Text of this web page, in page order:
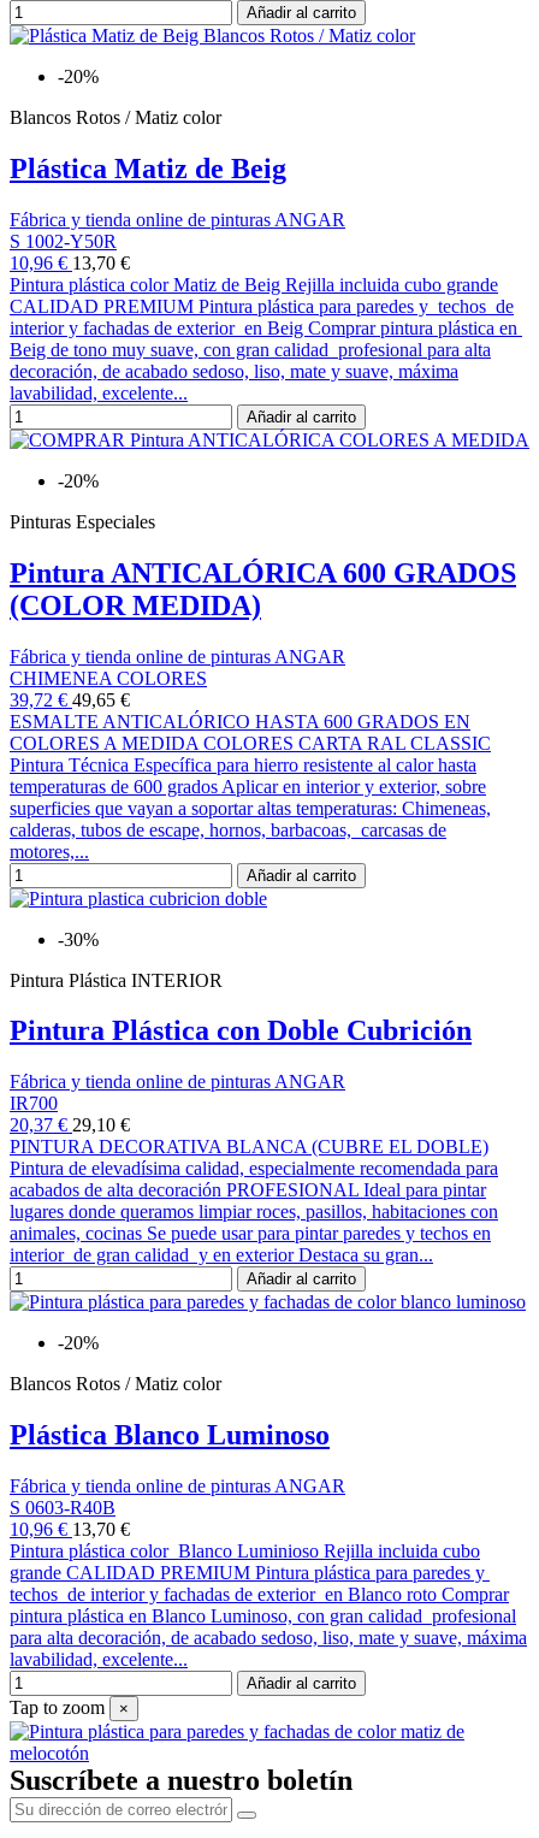
Añadir al carrito
-20%
Blancos Rotos / Matiz color
Plástica Matiz de Beig
Fábrica y tienda online de pinturas ANGAR
S 1002-Y50R
10,96 € 13,70 €
Pintura plástica color Matiz de Beig Rejilla incluida cubo grande
CALIDAD PREMIUM Pintura plástica para paredes y techos de
interior y fachadas de exterior en Beig Comprar pintura plástica en
Beig de tono muy suave, con gran calidad profesional para alta
decoración, de acabado sedoso, liso, mate y suave, máxima
lavabilidad, excelente...
Añadir al carrito
-20%
Pinturas Especiales
Pintura ANTICALÓRICA 600 GRADOS
(COLOR MEDIDA)
Fábrica y tienda online de pinturas ANGAR
CHIMENEA COLORES
39,72 € 49,65 €
ESMALTE ANTICALÓRICO HASTA 600 GRADOS EN
COLORES A MEDIDA COLORES CARTA RAL CLASSIC
Pintura Técnica Específica para hierro resistente al calor hasta
temperaturas de 600 grados Aplicar en interior y exterior, sobre
superficies que vayan a soportar altas temperaturas: Chimeneas,
calderas, tubos de escape, hornos, barbacoas, carcasas de
motores,...
Añadir al carrito
-30%
Pintura Plástica INTERIOR
Pintura Plástica con Doble Cubrición
Fábrica y tienda online de pinturas ANGAR
IR700
20,37 € 29,10 €
PINTURA DECORATIVA BLANCA (CUBRE EL DOBLE)
Pintura de elevadísima calidad, especialmente recomendada para
acabados de alta decoración PROFESIONAL Ideal para pintar
lugares donde queramos limpiar roces, pasillos, habitaciones con
animales, cocinas Se puede usar para pintar paredes y techos en
interior de gran calidad y en exterior Destaca su gran...
Añadir al carrito
-20%
Blancos Rotos / Matiz color
Plástica Blanco Luminoso
Fábrica y tienda online de pinturas ANGAR
S 0603-R40B
10,96 € 13,70 €
Pintura plástica color Blanco Luminioso Rejilla incluida cubo
grande CALIDAD PREMIUM Pintura plástica para paredes y
techos de interior y fachadas de exterior en Blanco roto Comprar
pintura plástica en Blanco Luminoso, con gran calidad profesional
para alta decoración, de acabado sedoso, liso, mate y suave, máxima
lavabilidad, excelente...
Añadir al carrito
Tap to zoom ×
Suscríbete a nuestro boletín